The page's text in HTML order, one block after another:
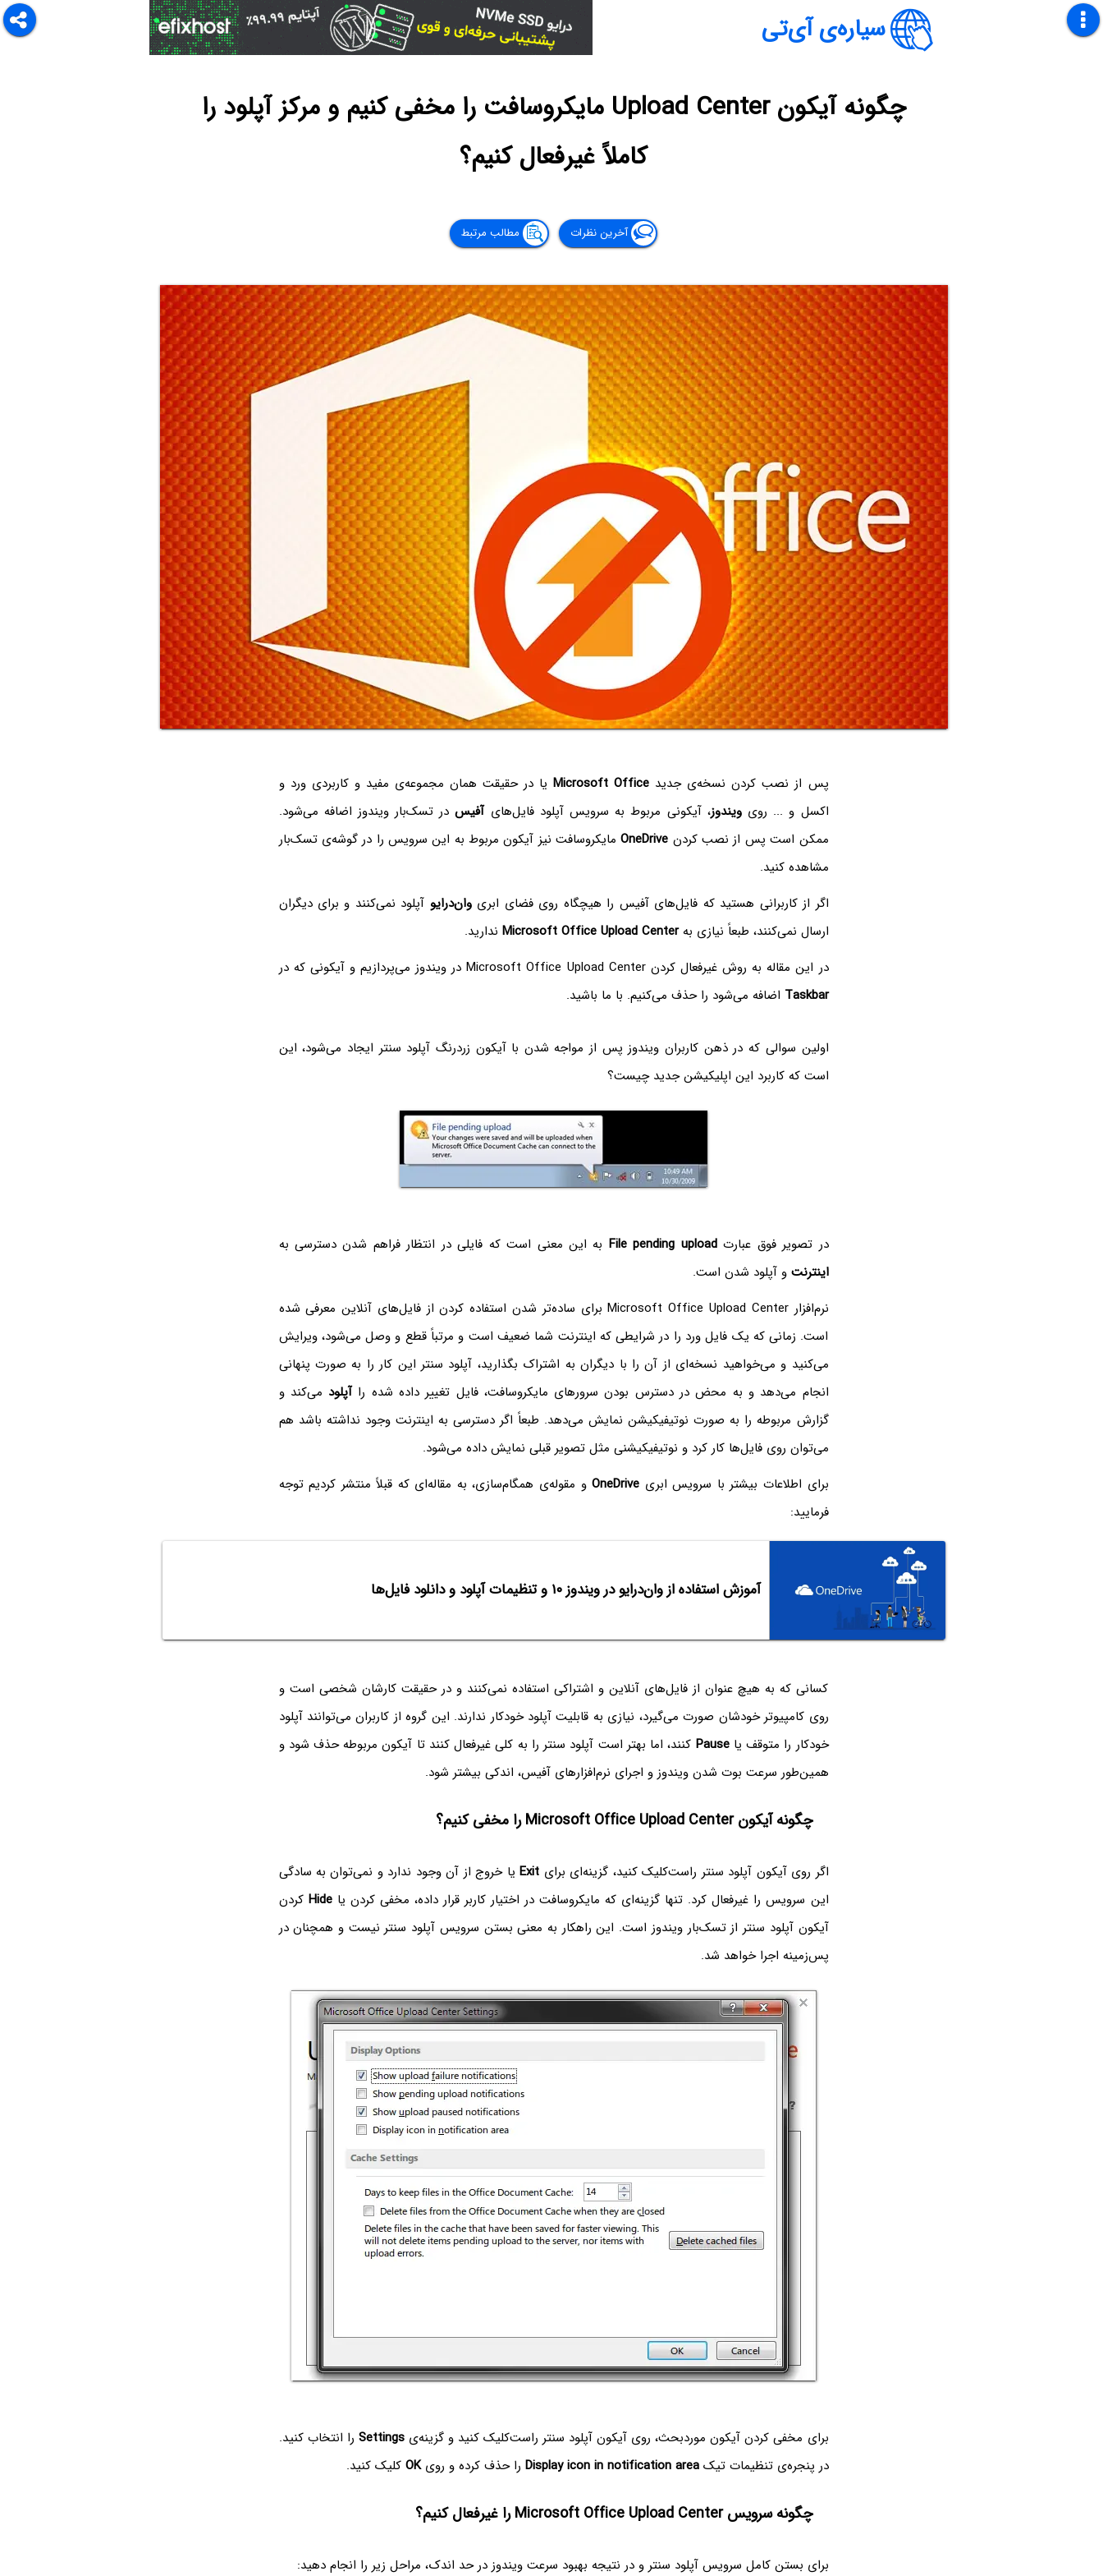
سیاره‌ی آی‌تی
چگونه آیکون Upload Center مایکروسافت را مخفی کنیم و مرکز آپلود را
کاملاً غیرفعال کنیم؟
آخرین نظرات مطالب مرتبط
پس از نصب کردن نسخه‌ی جدید Microsoft Officeیا در حقیقت همان مجموعه‌ی مفید و کاربردی ورد و
اکسل و ... رویویندوز، آیکونی مربوط به سرویس آپلود فایل‌هایآفیسدر تسک‌بار ویندوز اضافه می‌شود.
ممکن است پس از نصب کردن OneDriveمایکروسافت نیز آیکون مربوط به این سرویس را در گوشه‌ی تسک‌بار
مشاهده کنید.
اگر از کاربرانی هستید که فایل‌های آفیس را هیچگاه روی فضای ابریوان‌درایو آپلود نمی‌کنند و برای دیگران
ارسال نمی‌کنند، طبعاً نیازی بهMicrosoft Office Upload Center ندارید.
در این مقاله به روش غیرفعال کردن Microsoft Office Upload Center در ویندوز می‌پردازیم و آیکونی که در
Taskbar اضافه می‌شود را حذف می‌کنیم. با ما باشید.
اولین سوالی که در ذهن کاربران ویندوز پس از مواجه شدن با آیکون زردرنگ آپلود سنتر ایجاد می‌شود، این
است که کاربرد این اپلیکیشن جدید چیست؟
در تصویر فوق عبارتFile pending upload به این معنی است که فایلی در انتظار فراهم شدن دسترسی به
اینترنت و آپلود شدن است.
نرم‌افزار Microsoft Office Upload Center برای ساده‌تر شدن استفاده کردن از فایل‌های آنلاین معرفی شده
است. زمانی که یک فایل ورد را در شرایطی که اینترنت شما ضعیف است و مرتباً قطع و وصل می‌شود، ویرایش
می‌کنید و می‌خواهید نسخه‌ای از آن را با دیگران به اشتراک بگذارید، آپلود سنتر این کار را به صورت پنهانی
انجام می‌دهد و به محض در دسترس بودن سرورهای مایکروسافت، فایل تغییر داده شده راآپلود می‌کند و
گزارش مربوطه را به صورت نوتیفیکیشن نمایش می‌دهد. طبعاً اگر دسترسی به اینترنت وجود نداشته باشد هم
می‌توان روی فایل‌ها کار کرد و نوتیفیکیشنی مثل تصویر قبلی نمایش داده می‌شود.
برای اطلاعات بیشتر با سرویس ابری OneDriveو مقوله‌ی همگام‌سازی، به مقاله‌ای که قبلاً منتشر کردیم توجه
فرمایید:
آموزش استفاده از وان‌درایو در ویندوز ۱۰ و تنظیمات آپلود و دانلود فایل‌ها
کسانی که به هیچ عنوان از فایل‌های آنلاین و اشتراکی استفاده نمی‌کنند و در حقیقت کارشان شخصی است و
روی کامپیوتر خودشان صورت می‌گیرد، نیازی به قابلیت آپلود خودکار ندارند. این گروه از کاربران می‌توانند آپلود
خودکار را متوقف یاPause کنند، اما بهتر است آپلود سنتر را به کلی غیرفعال کنند تا آیکون مربوطه حذف شود و
همین‌طور سرعت بوت شدن ویندوز و اجرای نرم‌افزارهای آفیس، اندکی بیشتر شود.
چگونه آیکون Microsoft Office Upload Center را مخفی کنیم؟
اگر روی آیکون آپلود سنتر راست‌کلیک کنید، گزینه‌ای برای Exitیا خروج از آن وجود ندارد و نمی‌توان به سادگی
این سرویس را غیرفعال کرد. تنها گزینه‌ای که مایکروسافت در اختیار کاربر قرار داده، مخفی کردن یاHide کردن
آیکون آپلود سنتر از تسک‌بار ویندوز است. این راهکار به معنی بستن سرویس آپلود سنتر نیست و همچنان در
پس‌زمینه اجرا خواهد شد.
برای مخفی کردن آیکون موردبحث، روی آیکون آپلود سنتر راست‌کلیک کنید و گزینه‌یSettings را انتخاب کنید.
در پنجره‌ی تنظیمات تیکDisplay icon in notification area را حذف کرده و رویOK کلیک کنید.
چگونه سرویس Microsoft Office Upload Center را غیرفعال کنیم؟
برای بستن کامل سرویس آپلود سنتر و در نتیجه بهبود سرعت ویندوز در حد اندک، مراحل زیر را انجام دهید: